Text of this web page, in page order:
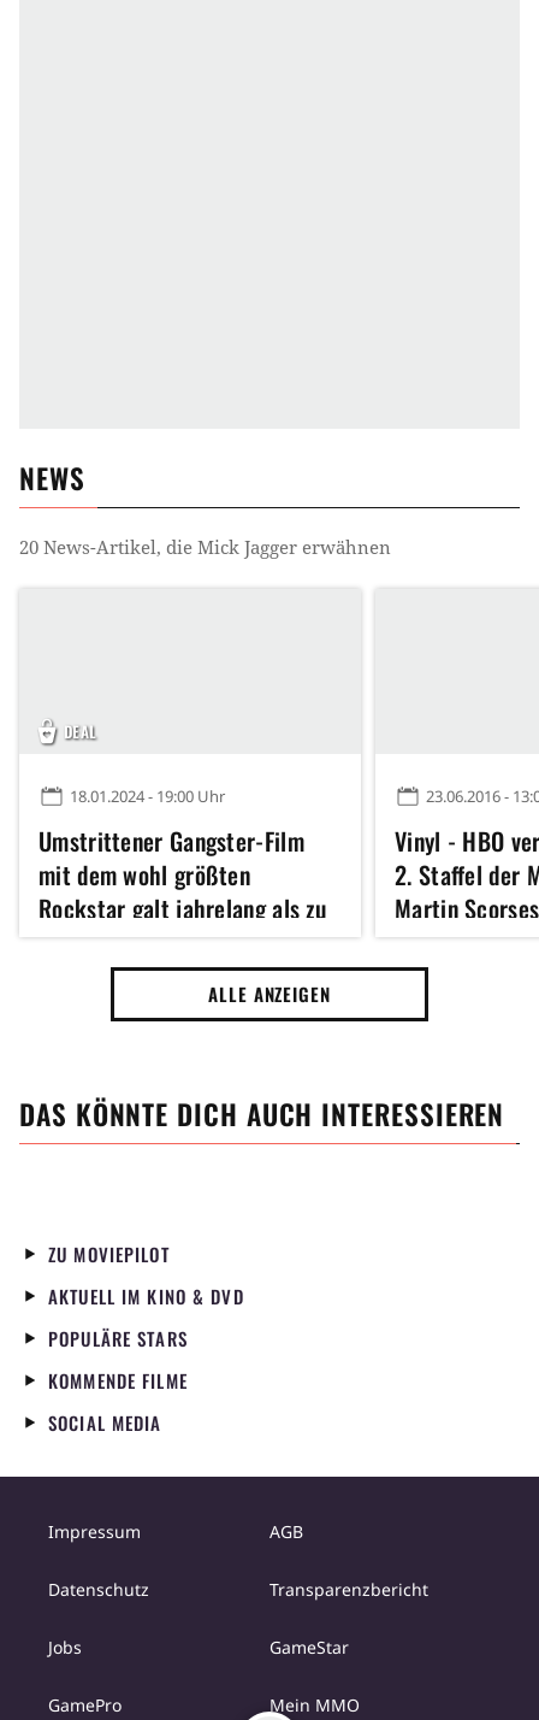
NEWS
20 News-Artikel, die Mick Jagger erwähnen
DEAL
18.01.2024 - 19:00 Uhr
Umstrittener Gangster-Film
mit dem wohl größten
Rockstar galt jahrelang als zu
hart: Jetzt die schicke
Heimkino-Edition sichern
23.06.2016 -
Vinyl - HBO
2. Staffel der
Martin
ALLE ANZEIGEN
DAS KÖNNTE DICH AUCH INTERESSIEREN
ZU MOVIEPILOT
AKTUELL IM KINO & DVD
POPULÄRE STARS
KOMMENDE FILME
SOCIAL MEDIA
Impressum AGB
Datenschutz Transparenzbericht
Jobs GameStar
GamePro Mein MMO